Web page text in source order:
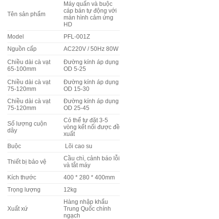
Tên sản phẩm
Máy quấn và buộc
cáp bán tự động với
màn hình cảm ứng
HD
Model PFL-001Z
Nguồn cấp AC220V / 50Hz 80W
Chiều dài cà vạt
65-100mm
Đường kính áp dụng
OD 5-25
Chiều dài cà vạt
75-120mm
Đường kính áp dụng
OD 15-30
Chiều dài cà vạt
75-120mm
Đường kính áp dụng
OD 25-45
Số lượng cuộn
dây
Có thể tự đặt 3-5
vòng kết nối được đề
xuất
Buộc Lõi cao su
Thiết bị bảo vệ
Cầu chì, cảnh báo lỗi
và tắt máy
Kích thước 400 * 280 * 400mm
Trọng lượng 12kg
Xuất xứ
Hàng nhập khẩu
Trung Quốc chính
ngạch